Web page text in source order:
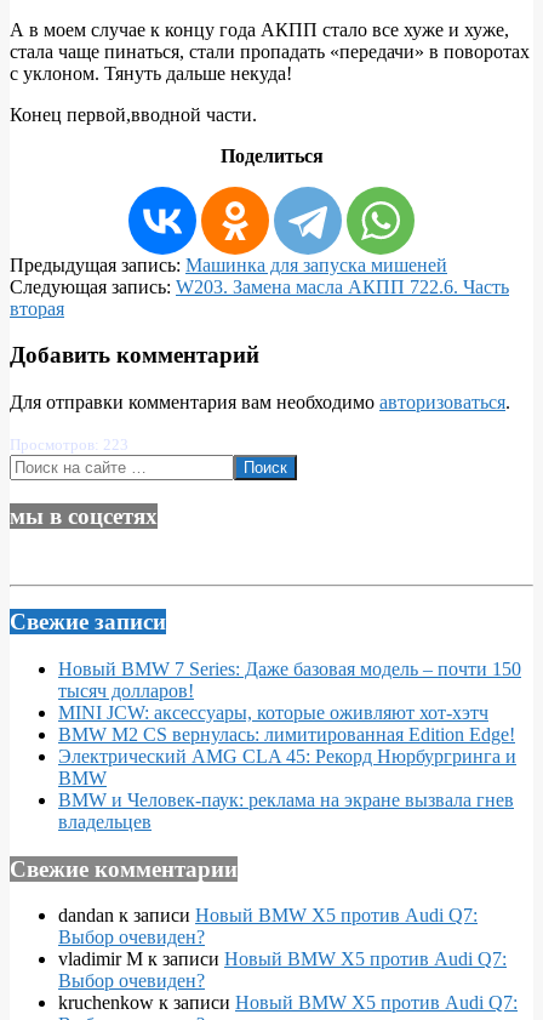
А в моем случае к концу года АКПП стало все хуже и хуже,
стала чаще пинаться, стали пропадать «передачи» в поворотах
с уклоном. Тянуть дальше некуда!
Конец первой,вводной части.
Поделиться
2017-
01-
10
Предыдущая запись: Машинка для запуска мишеней
Следующая запись: W203. Замена масла АКПП 722.6. Часть
вторая
Добавить комментарий
Для отправки комментария вам необходимо авторизоваться.
Просмотров: 223
Поиск
мы в соцсетях
Свежие записи
Новый BMW 7 Series: Даже базовая модель – почти 150
тысяч долларов!
MINI JCW: аксессуары, которые оживляют хот-хэтч
BMW M2 CS вернулась: лимитированная Edition Edge!
Электрический AMG CLA 45: Рекорд Нюрбургринга и
BMW
BMW и Человек-паук: реклама на экране вызвала гнев
владельцев
Свежие комментарии
dandan к записи Новый BMW X5 против Audi Q7:
Выбор очевиден?
vladimir M к записи Новый BMW X5 против Audi Q7:
Выбор очевиден?
kruchenkow к записи Новый BMW X5 против Audi Q7: